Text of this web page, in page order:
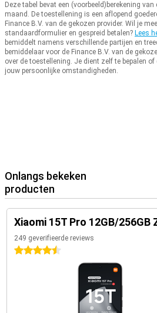
Deze tabel bevat een (voorbeeld)berekening
maand. De toestellening is een aflopend
Finance B.V. van de gekozen provider. Wil je
standaardformulier en gespreid betalen? Lees
bemiddelt namens verschillende partijen en
bemiddelaar voor de Finance B.V. van de
over de toestellening. Je dient zelf te bepalen
jouw persoonlijke omstandigheden.
Onlangs bekeken
producten
Xiaomi 15T Pro 12GB/256GB
249 geverifieerde reviews
4.5 sterren